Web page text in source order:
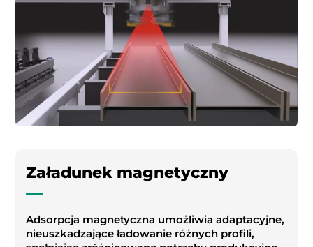
Załadunek magnetyczny
Adsorpcja magnetyczna umożliwia adaptacyjne,
nieuszkadzające ładowanie różnych profili,